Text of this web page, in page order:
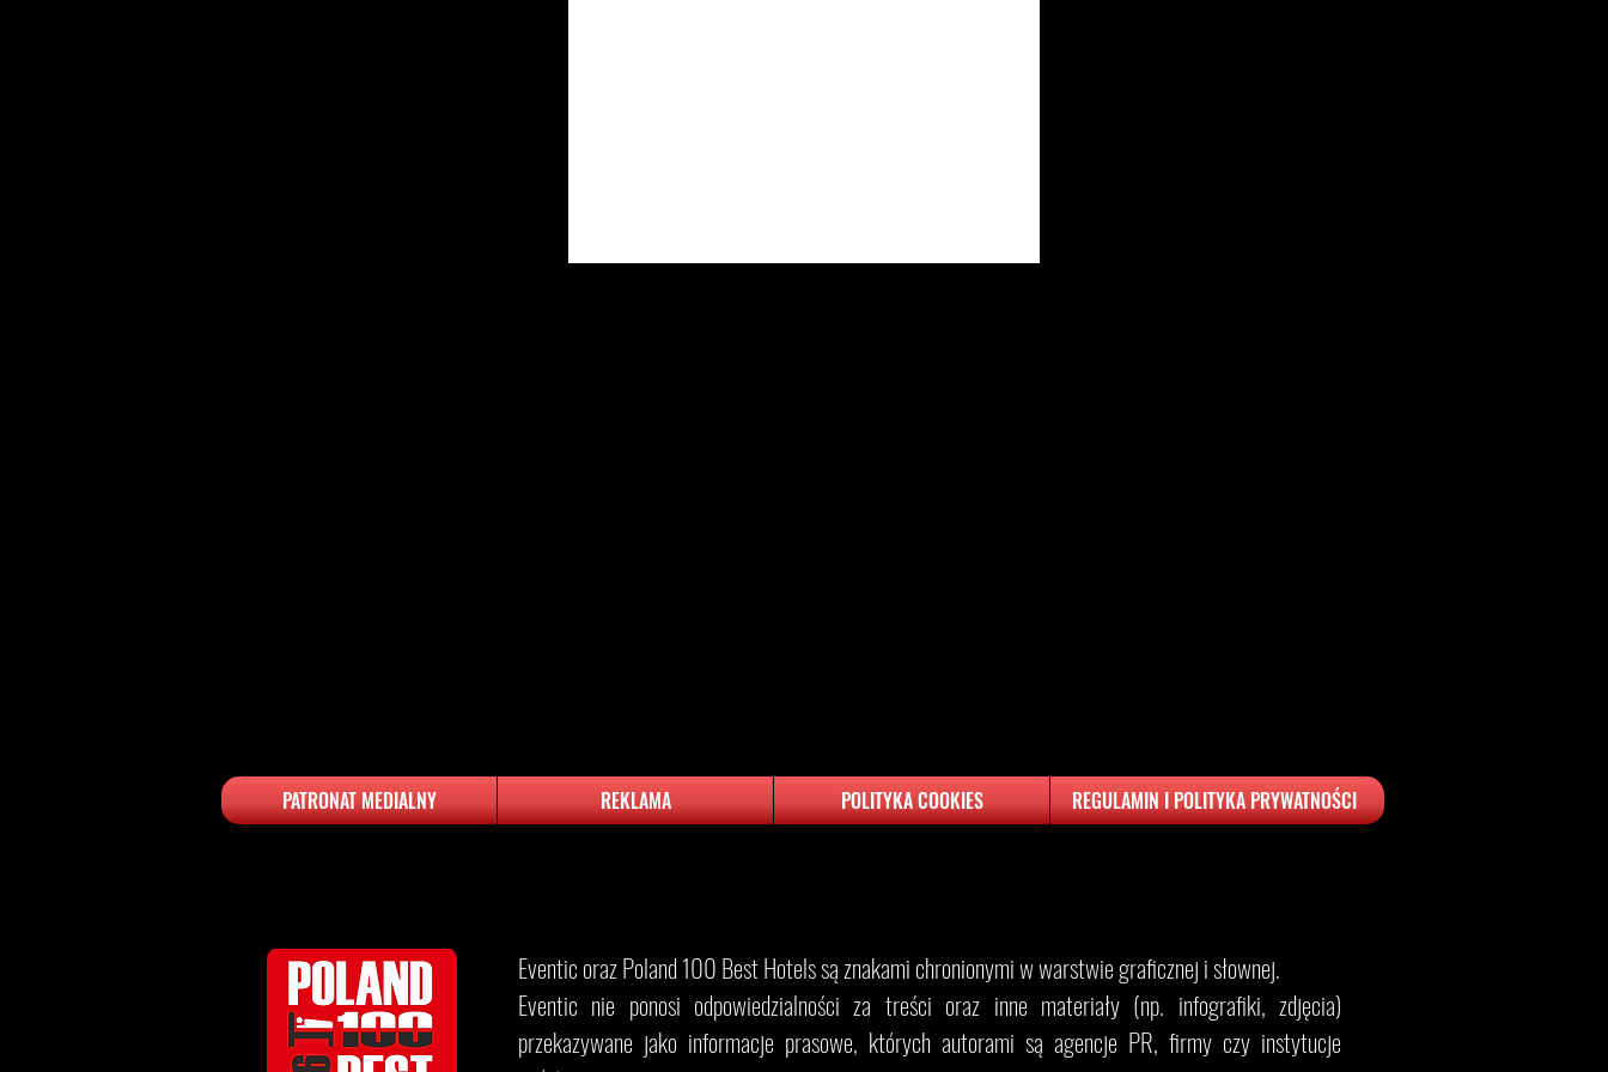
PATRONAT MEDIALNY REKLAMA REGULAMIN I POLITYKA PRYWATNOŚCI
POLITYKA COOKIES
​​​Eventic oraz Poland 100 Best Hotels są znakami chronionymi w warstwie graficznej i słownej.
Eventic nie ponosi odpowiedzialności za treści oraz inne materiały (np. infografiki, zdjęcia)
przekazywane jako informacje prasowe, których autorami są agencje PR, firmy czy instytucje